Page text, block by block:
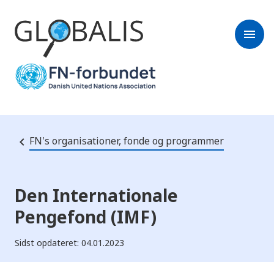
menu
FN's organisationer, fonde og programmer
Den Internationale
Pengefond (IMF)
Sidst opdateret: 04.01.2023